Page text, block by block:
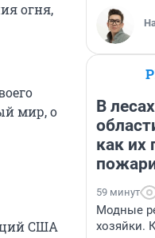
огня,
мир, о
США
В
как их
59 минут
Модные
хозяйки.